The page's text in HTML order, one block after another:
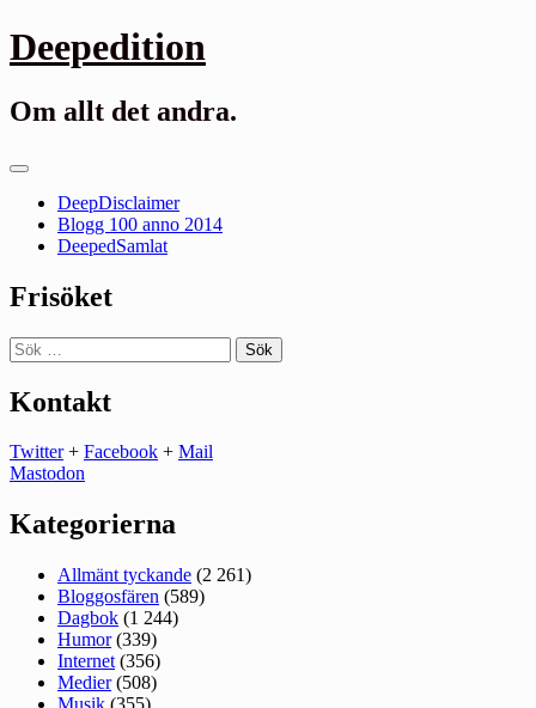
Gå
till
Deepedition
Om allt det andra.
Primär
DeepDisclaimer
Blogg 100 anno 2014
DeepedSamlat
Frisöket
Sök
efter:
Kontakt
Twitter+ Facebook + Mail
Mastodon
Kategorierna
Allmänt tyckande (2 261)
Bloggosfären (589)
Dagbok (1 244)
Humor(339)
Internet (356)
Medier(508)